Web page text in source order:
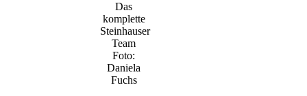
Das
komplette
Steinhauser
Team
Foto:
Daniela
Fuchs